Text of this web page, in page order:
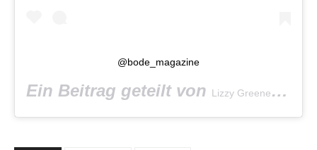
@bode_magazine
Ein Beitrag geteilt von Lizzy Greene